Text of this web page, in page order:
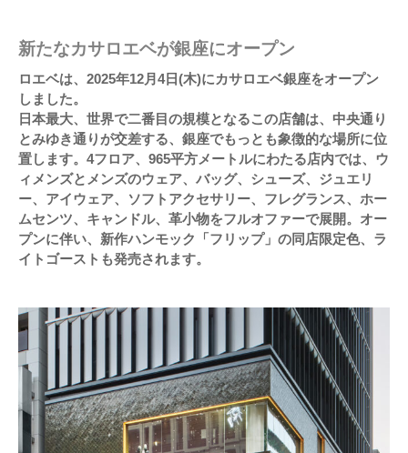
新たなカサロエベが銀座にオープン
ロエベは、2025年12月4日(木)にカサロエベ銀座をオープン
しました。
日本最大、世界で二番目の規模となるこの店舗は、中央通り
とみゆき通りが交差する、銀座でもっとも象徴的な場所に位
置します。4フロア、965平方メートルにわたる店内では、ウ
ィメンズとメンズのウェア、バッグ、シューズ、ジュエリ
ー、アイウェア、ソフトアクセサリー、フレグランス、ホー
ムセンツ、キャンドル、革小物をフルオファーで展開。オー
プンに伴い、新作ハンモック「フリップ」の同店限定色、ラ
イトゴーストも発売されます。